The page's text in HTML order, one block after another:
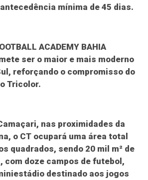
mínima de 45 dias.
ACADEMY BAHIA
ser o maior e mais moderno
reforçando o compromisso do
Tricolor.
nas proximidades da
o CT ocupará uma área total
quadrados, sendo 20 mil m² de
com doze campos de futebol,
destinado aos jogos